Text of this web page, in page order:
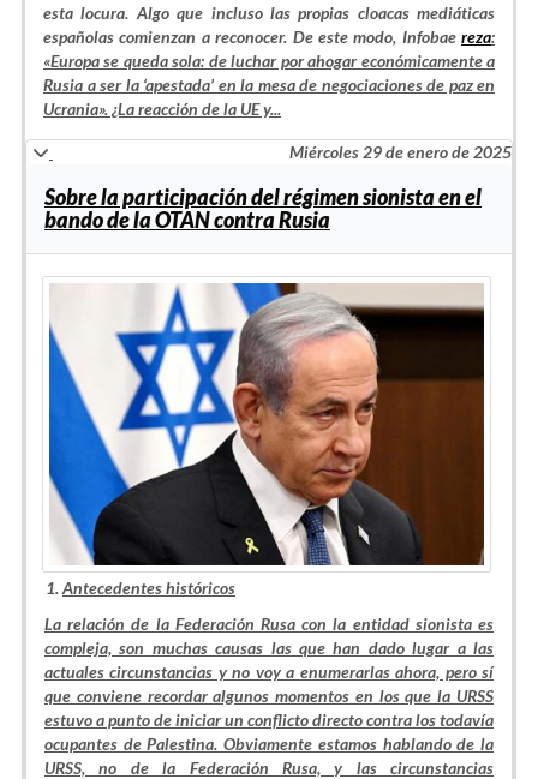
esta locura. Algo que incluso las propias cloacas mediáticas
españolas comienzan a reconocer. De este modo, Infobae reza:
«Europa se queda sola: de luchar por ahogar económicamente a
Rusia a ser la ‘apestada’ en la mesa de negociaciones de paz en
Ucrania». ¿La reacción de la UE y...
Miércoles 29 de enero de 2025
Sobre la participación del régimen sionista en el
bando de la OTAN contra Rusia
Antecedentes históricos
La relación de la Federación Rusa con la entidad sionista es
compleja, son muchas causas las que han dado lugar a las
actuales circunstancias y no voy a enumerarlas ahora, pero sí
que conviene recordar algunos momentos en los que la URSS
estuvo a punto de iniciar un conflicto directo contra los todavía
ocupantes de Palestina. Obviamente estamos hablando de la
URSS, no de la Federación Rusa, y las circunstancias